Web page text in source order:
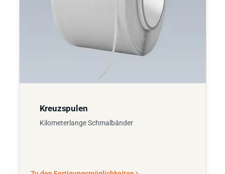
Kreuzspulen
Kilometerlange Schmalbänder